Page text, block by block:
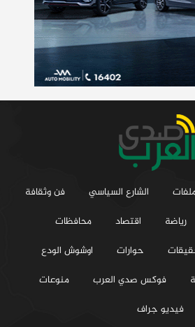
الشارع السياسي
فن وثقافة
رياضة اقتصاد
محافظات
حوارات
اوشوش الودع
فوكس صدي العرب
منوعات
فيديو جراف